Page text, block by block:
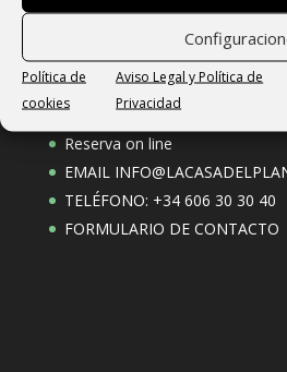
Política de
cookies
Aviso Legal y Política de
Privacidad
Reservas
Reserva on line
EMAIL
TELÉFONO: +34 606 30 30 40
FORMULARIO DE CONTACTO